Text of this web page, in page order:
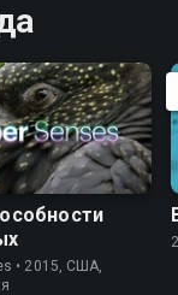
• 2015, США,